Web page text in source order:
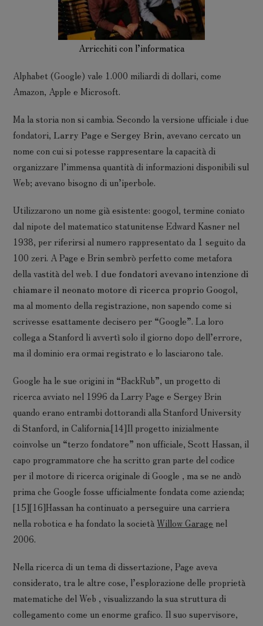
Arricchiti con l’informatica
Alphabet (Google) vale 1.000 miliardi di dollari, come
Amazon, Apple e Microsoft.
Ma la storia non si cambia. Secondo la versione ufficiale i due
fondatori, Larry Page e Sergey Brin, avevano cercato un
nome con cui si potesse rappresentare la capacità di
organizzare l’immensa quantità di informazioni disponibili sul
Web; avevano bisogno di un’iperbole.
Utilizzarono un nome già esistente: googol, termine coniato
dal nipote del matematico statunitense Edward Kasner nel
1938, per riferirsi al numero rappresentato da 1 seguito da
100 zeri. A Page e Brin sembrò perfetto come metafora
della vastità del web. I due fondatori avevano intenzione di
chiamare il neonato motore di ricerca proprio Googol,
ma al momento della registrazione, non sapendo come si
scrivesse esattamente decisero per “Google”. La loro
collega a Stanford li avvertì solo il giorno dopo dell’errore,
ma il dominio era ormai registrato e lo lasciarono tale.
Google ha le sue origini in “BackRub”, un progetto di
ricerca avviato nel 1996 da Larry Page e Sergey Brin
quando erano entrambi dottorandi alla Stanford University
di Stanford, in California.[14]Il progetto inizialmente
coinvolse un “terzo fondatore” non ufficiale, Scott Hassan, il
capo programmatore che ha scritto gran parte del codice
per il motore di ricerca originale di Google , ma se ne andò
prima che Google fosse ufficialmente fondata come azienda;
[15][16]Hassan ha continuato a perseguire una carriera
nella robotica e ha fondato la societàWillow Garage nel
2006.
Nella ricerca di un tema di dissertazione, Page aveva
considerato, tra le altre cose, l’esplorazione delle proprietà
matematiche del Web , visualizzando la sua struttura di
collegamento come un enorme grafico. Il suo supervisore,